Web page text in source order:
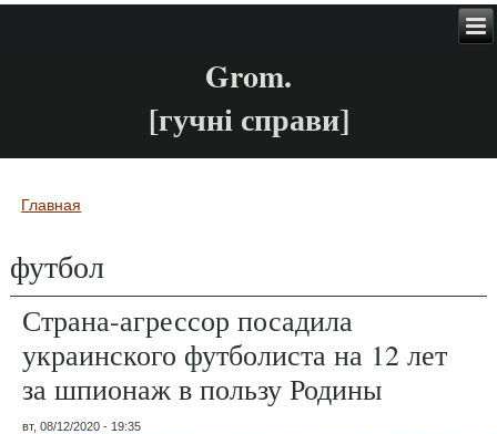
Grom.
[гучні справи]
Вы здесь
Главная
футбол
Страна-агрессор посадила
украинского футболиста на 12 лет
за шпионаж в пользу Родины
вт, 08/12/2020 - 19:35